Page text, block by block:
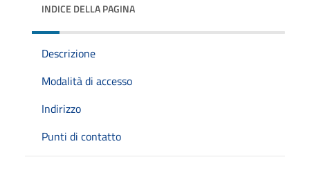
INDICE DELLA PAGINA
Descrizione
Modalità di accesso
Indirizzo
Punti di contatto